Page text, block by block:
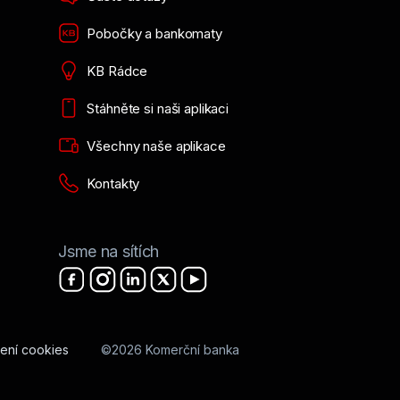
Pobočky a bankomaty
KB Rádce
Stáhněte si naši aplikaci
Všechny naše aplikace
Kontakty
Jsme na sítích
cookies ©2026 Komerční banka